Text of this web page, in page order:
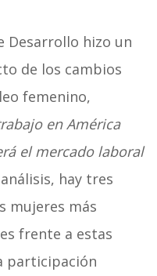
Desarrollo hizo un
de los cambios
femenino,
en América
el mercado laboral
hay tres
mujeres más
frente a estas
participación